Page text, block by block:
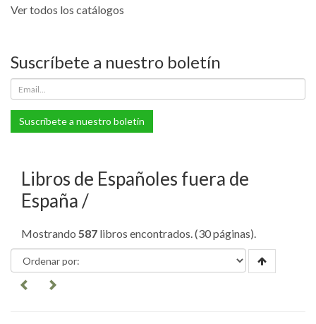
Ver todos los catálogos
Suscríbete a nuestro boletín
Suscríbete a nuestro boletín
Libros de Españoles fuera de
España
Mostrando 587 libros encontrados. (30 páginas).